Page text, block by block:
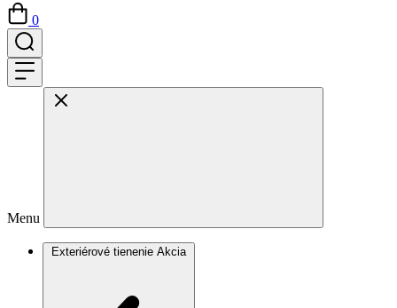
0
Menu
Exteriérové tienenie Akcia